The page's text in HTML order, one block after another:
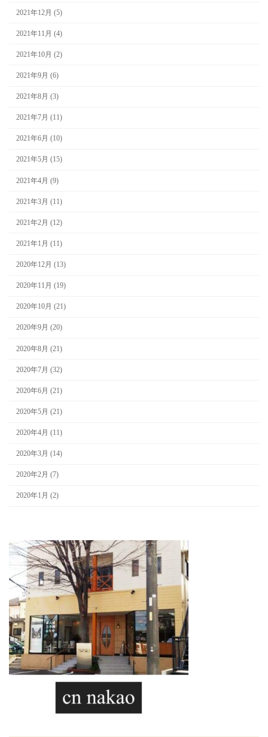
2021年12月 (5)
2021年11月 (4)
2021年10月 (2)
2021年9月 (6)
2021年8月 (3)
2021年7月 (11)
2021年6月 (10)
2021年5月 (15)
2021年4月 (9)
2021年3月 (11)
2021年2月 (12)
2021年1月 (11)
2020年12月 (13)
2020年11月 (19)
2020年10月 (21)
2020年9月 (20)
2020年8月 (21)
2020年7月 (32)
2020年6月 (21)
2020年5月 (21)
2020年4月 (11)
2020年3月 (14)
2020年2月 (7)
2020年1月 (2)